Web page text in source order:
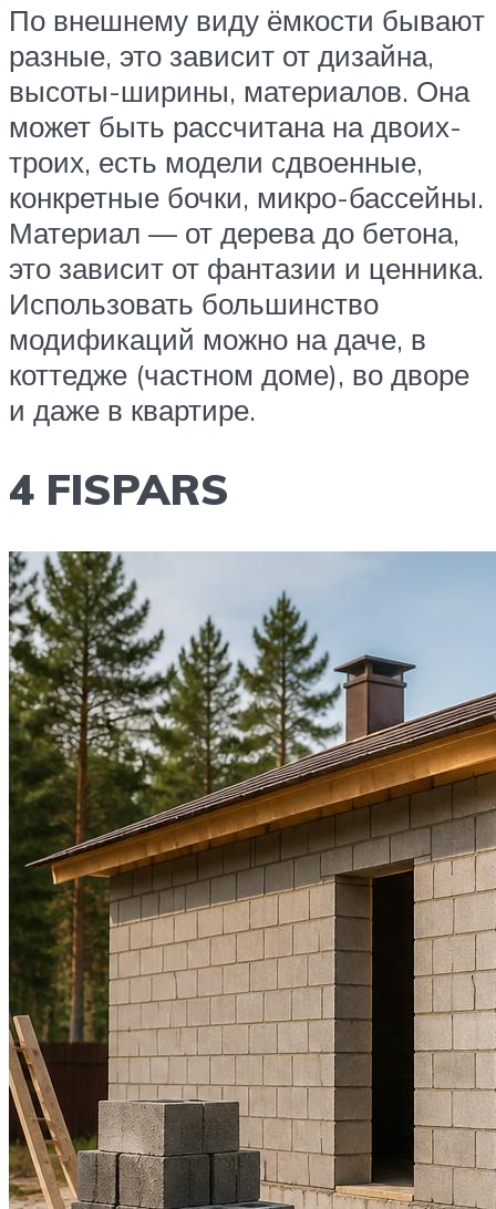
По внешнему виду ёмкости бывают
разные, это зависит от дизайна,
высоты-ширины, материалов. Она
может быть рассчитана на двоих-
троих, есть модели сдвоенные,
конкретные бочки, микро-бассейны.
Материал — от дерева до бетона,
это зависит от фантазии и ценника.
Использовать большинство
модификаций можно на даче, в
коттедже (частном доме), во дворе
и даже в квартире.
4 FISPARS